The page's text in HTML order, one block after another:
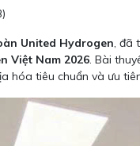
United Hydrogen, đã
Việt Nam 2026. Bài
hóa tiêu chuẩn và ưu